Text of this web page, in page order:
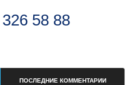
58 88
ПОСЛЕДНИЕ КОММЕНТАРИИ